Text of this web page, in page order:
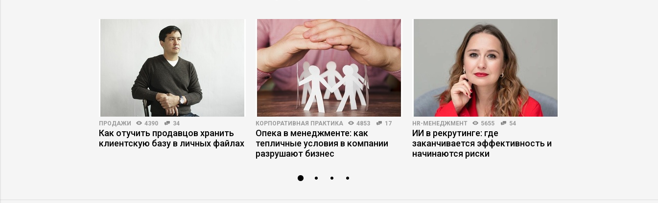
ПРОДАЖИ 4390 34
Как отучить продавцов хранить
клиентскую базу в личных файлах
КОРПОРАТИВНАЯ ПРАКТИКА 4853 17
Опека в менеджменте: как
тепличные условия в компании
разрушают бизнес
HR-МЕНЕДЖМЕНТ 5655 54
ИИ в рекрутинге: где
заканчивается эффективность и
начинаются риски